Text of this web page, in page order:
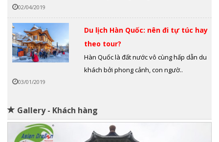
02/04/2019
Du lịch Hàn Quốc: nên đi tự túc hay
theo tour?
Hàn Quốc là đất nước vô cùng hấp dẫn du
khách bởi phong cảnh, con ngườ..
03/01/2019
Gallery - Khách hàng